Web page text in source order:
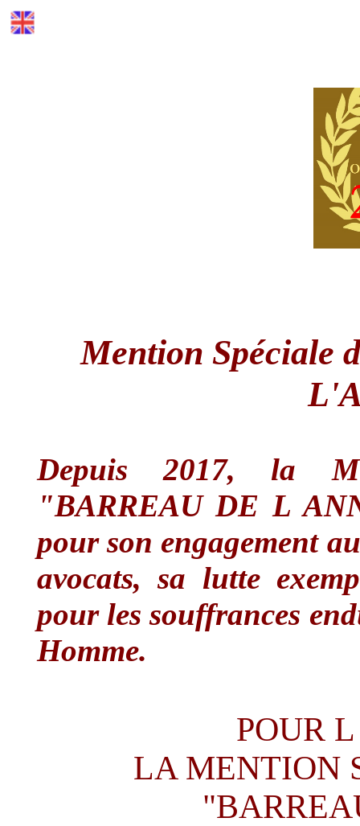
Mention Spéciale
Depuis 2017, la
"BARREAU DE L
pour son engagement
avocats, sa lutte
pour les souffrances
Homme.
POUR
LA MENTION